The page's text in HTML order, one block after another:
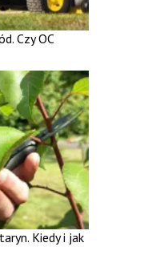
Czy OC
Kiedy i jak